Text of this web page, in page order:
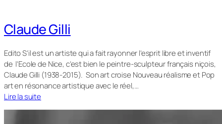
Claude Gilli
Edito S’il est un artiste qui a fait rayonner l’esprit libre et inventif
de l’Ecole de Nice, c’est bien le peintre-sculpteur français niçois,
Claude Gilli (1938-2015). Son art croise Nouveau réalisme et Pop
art en résonance artistique avec le réel,…
Lire la suite